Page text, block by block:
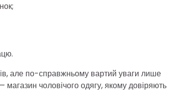
але по-справжньому вартий уваги лише
магазин чоловічого одягу, якому довіряють